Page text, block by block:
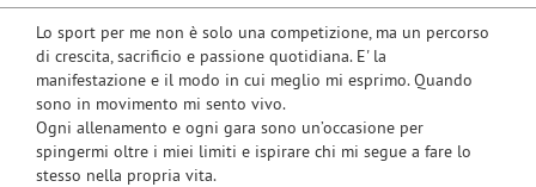
Lo sport per me non è solo una competizione, ma un percorso
di crescita, sacrificio e passione quotidiana. E' la
manifestazione e il modo in cui meglio mi esprimo. Quando
sono in movimento mi sento vivo.
Ogni allenamento e ogni gara sono un’occasione per
spingermi oltre i miei limiti e ispirare chi mi segue a fare lo
stesso nella propria vita.